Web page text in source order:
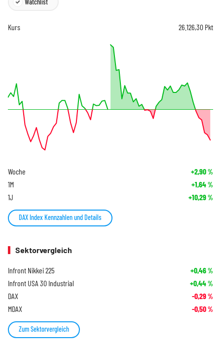
Kurs 26.126,30 Pkt
Woche +2,90%
1M +1,64%
1J +10,29%
DAX Index Kennzahlen und Details
Sektorvergleich
Infront Nikkei 225 +0,46%
Infront USA 30 Industrial +0,44%
DAX -0,29%
MDAX -0,50%
Zum Sektorvergleich